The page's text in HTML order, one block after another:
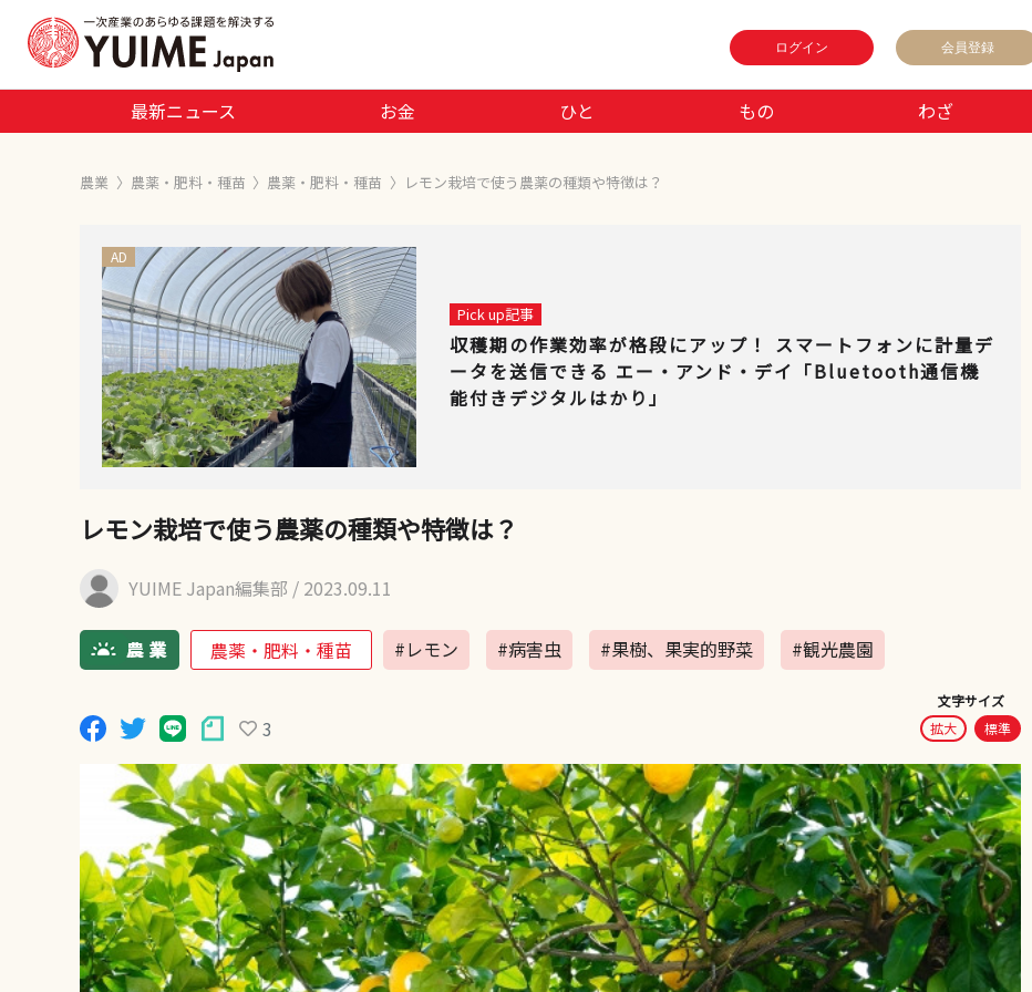
ログイン 会員登録
最新ニュース お金 ひと もの わざ
農業 〉 農薬・肥料・種苗 〉 農薬・肥料・種苗 〉 レモン栽培で使う農薬の種類や特徴は？
AD
Pick up記事
収穫期の作業効率が格段にアップ！ スマートフォンに計量デ
ータを送信できる エー・アンド・デイ「Bluetooth通信機
能付きデジタルはかり」
レモン栽培で使う農薬の種類や特徴は？
YUIME Japan編集部 / 2023.09.11
農薬・肥料・種苗 #レモン #病害虫 #果樹、果実的野菜 #観光農園
3
文字サイズ
拡大
標準